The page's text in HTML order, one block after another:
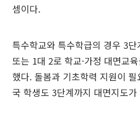
셈이다.
특수학교와 특수학급의 경우 3
또는 1대 2로 학교·가정 대면교
했다. 돌봄과 기초학력 지원이
국 학생도 3단계까지 대면지도가